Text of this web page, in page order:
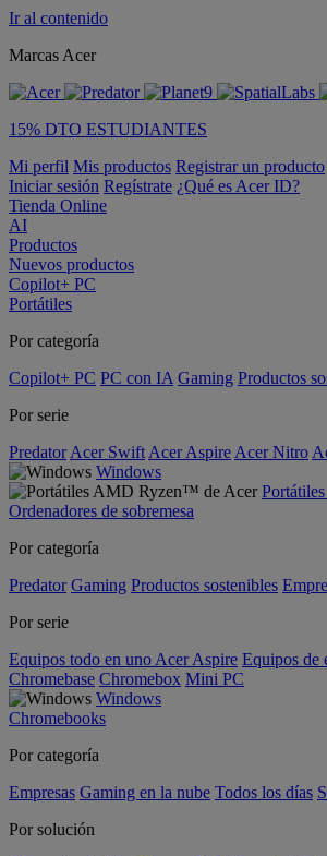
Ir al contenido
Marcas Acer
15% DTO ESTUDIANTES
Mi perfil Mis productos Registrar un producto
Iniciar sesión Regístrate ¿Qué es Acer ID?
Tienda Online
AI
Productos
Nuevos productos
Copilot+ PC
Portátiles
Por categoría
Copilot+ PC PC con IA Gaming Productos
Por serie
Predator Acer Swift Acer Aspire Acer Nitro
Windows
Ordenadores de sobremesa
Por categoría
Predator Gaming Productos sostenibles
Por serie
Equipos todo en uno Acer Aspire Equipos de
Chromebase Chromebox Mini PC
Windows
Chromebooks
Por categoría
Empresas Gaming en la nube Todos los días
Por solución